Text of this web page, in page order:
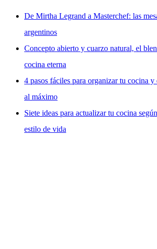
De Mirtha Legrand a Masterchef: las
argentinos
Concepto abierto y cuarzo natural, el
cocina eterna
4 pasos fáciles para organizar tu cocina
al máximo
Siete ideas para actualizar tu cocina
estilo de vida